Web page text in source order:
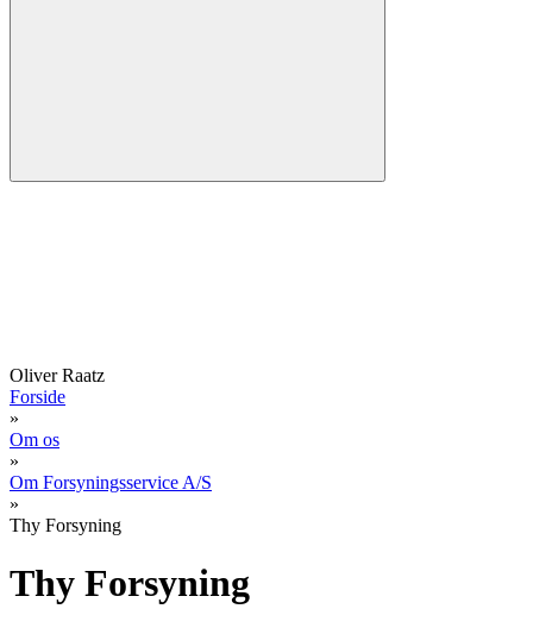
Oliver Raatz
Forside
»
Om os
»
Om Forsyningsservice A/S
»
Thy Forsyning
Thy Forsyning